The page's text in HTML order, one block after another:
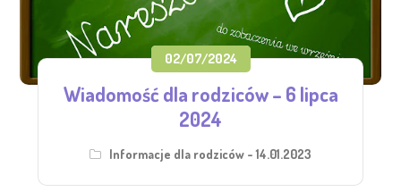
02/07/2024
Wiadomość dla rodziców – 6 lipca
2024
Informacje dla rodziców - 14.01.2023